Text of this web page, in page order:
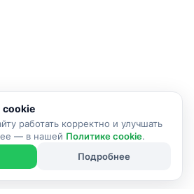
cookie
работать корректно и улучшать
— в нашей Политике cookie.
Подробнее